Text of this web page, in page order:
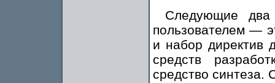
Следующие два
пользователем —
и набор директив
средств
средство синтеза.